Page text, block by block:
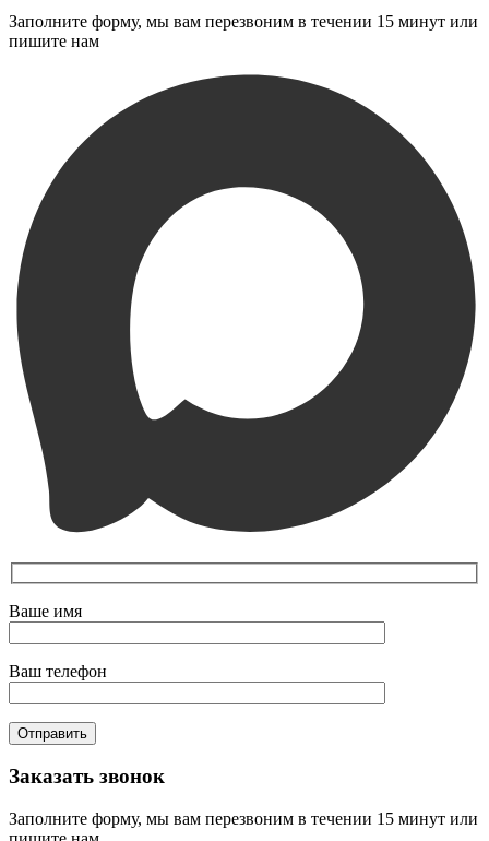
Заполните форму, мы вам перезвоним в течении 15 минут или
пишите нам
Ваше имя
Ваш телефон
Заказать звонок
Заполните форму, мы вам перезвоним в течении 15 минут или